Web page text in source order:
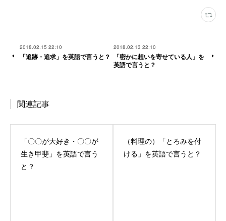
2018.02.15 22:10
「追跡・追求」を英語で言うと？
2018.02.13 22:10
「密かに想いを寄せている人」を
英語で言うと？
関連記事
「〇〇が大好き・〇〇が
生き甲斐」を英語で言う
と？
（料理の）「とろみを付
ける」を英語で言うと？